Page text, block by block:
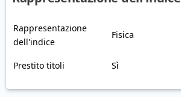
Rappresentazione
dell'indice
Fisica
Prestito titoli Sì